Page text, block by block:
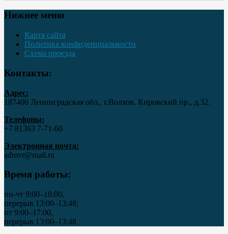
Нижнее меню
Карта сайта
Политика конфиденциальности
Схема проезда
Контакты:
Адрес:
187406 Ленинградская обл., г.Волхов, Кировский пр., д.32.
Телефоны:
+7 81363 7‑71-60
Электронная почта:
admvr@mail.ru
Время работы:
пн-чт 9:00–18:00,
перерыв 13:00–13:48;
пт 9:00–17:00,
перерыв 13:00–13:48